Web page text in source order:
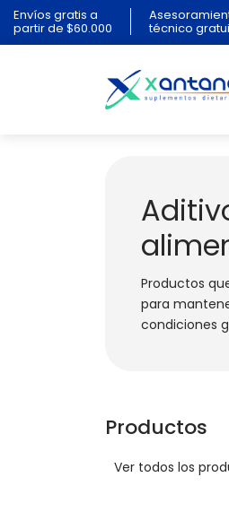
Envíos gratis a
partir de $60.000 técnico
Productos
para
condiciones
Productos
Ver todos los